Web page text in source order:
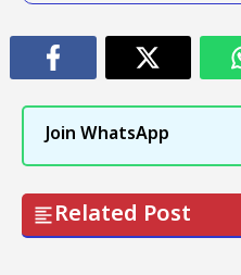
Join WhatsApp
Related Post